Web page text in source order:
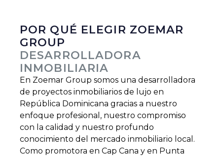
POR QUÉ ELEGIR ZOEMAR
GROUP
DESARROLLADORA
INMOBILIARIA
En Zoemar Group somos una desarrolladora
de proyectos inmobiliarios de lujo en
República Dominicana gracias a nuestro
enfoque profesional, nuestro compromiso
con la calidad y nuestro profundo
conocimiento del mercado inmobiliario local.
Como promotora en Cap Cana y en Punta